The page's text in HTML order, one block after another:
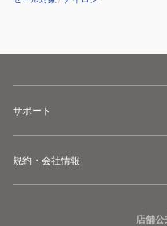
サポート
規約・会社情報
店舗公